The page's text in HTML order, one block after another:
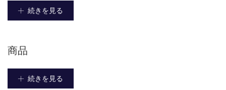
続きを見る
商品
続きを見る